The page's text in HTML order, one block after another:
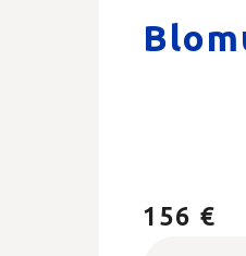
156 €